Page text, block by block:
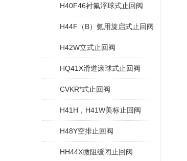
H40F46衬氟浮球式止回阀
H44F（B）氨用旋启式止回阀
H42W立式止回阀
HQ41X滑道滚球式止回阀
CVKR*式止回阀
H41H，H41W美标止回阀
H48Y空排止回阀
HH44X微阻缓闭止回阀